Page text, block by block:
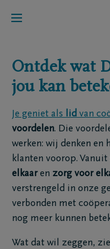
Over ons
Ontdek wat
jou kan
Je geniet als lid van
voordelen. Die
werken: wij denken en
klanten voorop. Vanuit
elkaaren zorg voor
verstrengeld in onze
verbonden met
nog meer kunnen
Wat dat wil zeggen,